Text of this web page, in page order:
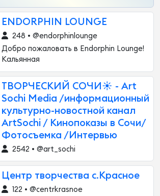
ENDORPHIN LOUNGE
248 • @endorphinlounge
Добро пожаловать в Endorphin Lounge!
Кальянная
ТВОРЧЕСКИЙ СОЧИ☀️ - Art
Sochi Media /информационный
культурно-новостной канал
ArtSochi / Кинопоказы в Сочи/
Фотосъемка /Интервью
2542 • @art_sochi
Центр творчества с.Красное
122 • @centrkrasnoe